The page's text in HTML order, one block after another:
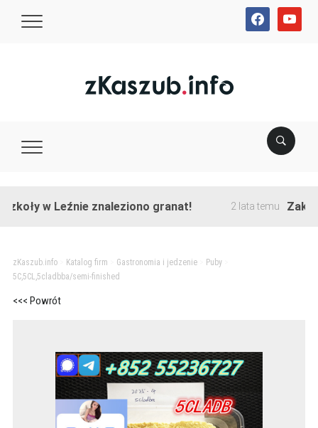
facebookyoutube
w Leźnie znaleziono granat! 2 lata temu
zKaszub.info> Katalog firm Gastronomia i jedzenie> Puby>
5C,5CL,5cladbba/semi-finished
<<< Powrót